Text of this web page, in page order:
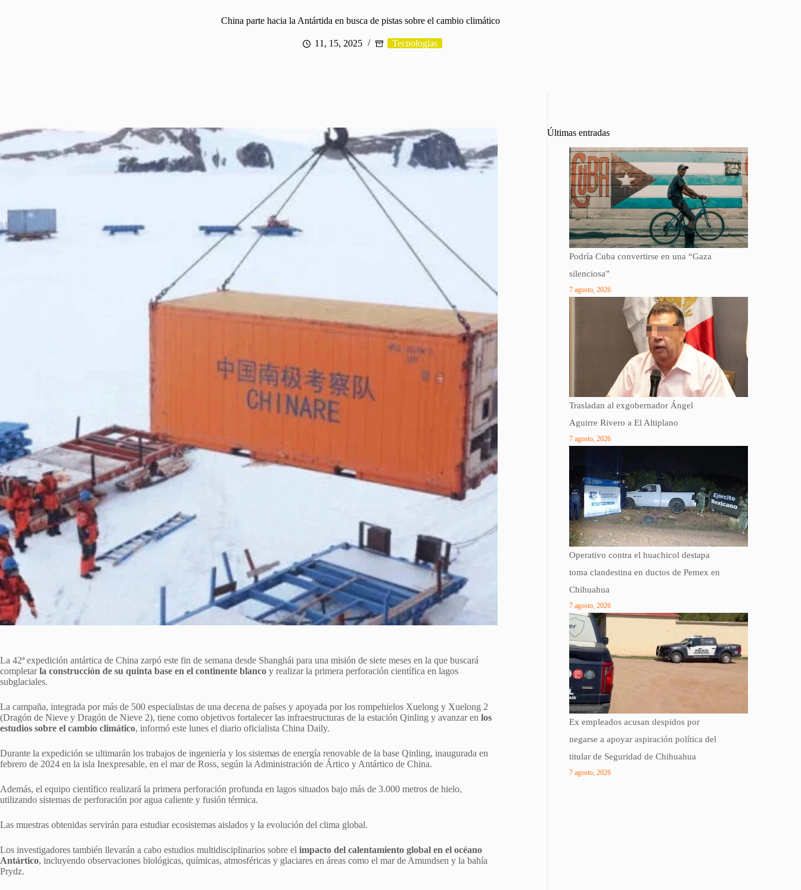
China parte hacia la Antártida en busca de pistas sobre el cambio climático
11, 15, 2025 Tecnologías
La 42ª expedición antártica de China zarpó este fin de semana desde Shanghái para una misión de siete meses en la que buscará
completarla construcción de su quinta base en el continente blanco y realizar la primera perforación científica en lagos
subglaciales.
La campaña, integrada por más de 500 especialistas de una decena de países y apoyada por los rompehielos Xuelong y Xuelong 2
(Dragón de Nieve y Dragón de Nieve 2), tiene como objetivos fortalecer las infraestructuras de la estación Qinling y avanzar en los
estudios sobre el cambio climático, informó este lunes el diario oficialista China Daily.
Durante la expedición se ultimarán los trabajos de ingeniería y los sistemas de energía renovable de la base Qinling, inaugurada en
febrero de 2024 en la isla Inexpresable, en el mar de Ross, según la Administración de Ártico y Antártico de China.
Además, el equipo científico realizará la primera perforación profunda en lagos situados bajo más de 3.000 metros de hielo,
utilizando sistemas de perforación por agua caliente y fusión térmica.
Las muestras obtenidas servirán para estudiar ecosistemas aislados y la evolución del clima global.
Los investigadores también llevarán a cabo estudios multidisciplinarios sobre el impacto del calentamiento global en el océano
Antártico, incluyendo observaciones biológicas, químicas, atmosféricas y glaciares en áreas como el mar de Amundsen y la bahía
Prydz.
Últimas entradas
Podría Cuba convertirse en una “Gaza
silenciosa”
7 agosto, 2026
Trasladan al exgobernador Ángel
Aguirre Rivero a El Altiplano
7 agosto, 2026
Operativo contra el huachicol destapa
toma clandestina en ductos de Pemex en
Chihuahua
7 agosto, 2026
Ex empleados acusan despidos por
negarse a apoyar aspiración política del
titular de Seguridad de Chihuahua
7 agosto, 2026